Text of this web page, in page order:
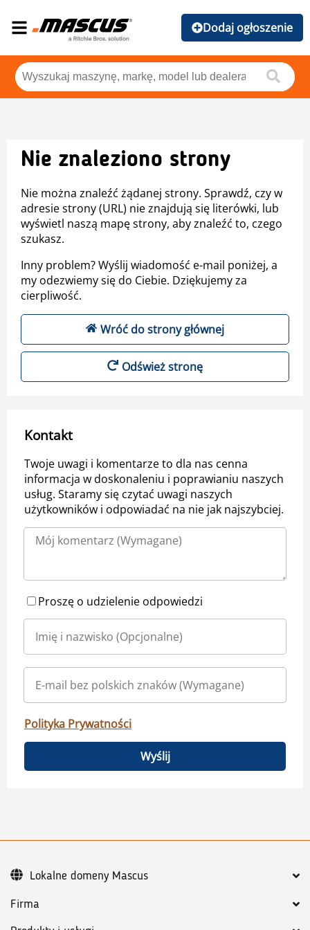
Dodaj ogłoszenie
Nie znaleziono strony
Nie można znaleźć żądanej strony. Sprawdź, czy w
adresie strony (URL) nie znajdują się literówki, lub
wyświetl naszą mapę strony, aby znaleźć to, czego
szukasz.
Inny problem? Wyślij wiadomość e-mail poniżej, a
my odezwiemy się do Ciebie. Dziękujemy za
cierpliwość.
Wróć do strony głównej
Odśwież stronę
Kontakt
Twoje uwagi i komentarze to dla nas cenna
informacja w doskonaleniu i poprawianiu naszych
usług. Staramy się czytać uwagi naszych
użytkowników i odpowiadać na nie jak najszybciej.
Proszę o udzielenie odpowiedzi
Polityka Prywatności
Wyślij
Firma
Lokalne domeny Mascus